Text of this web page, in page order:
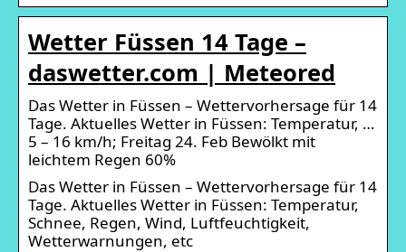
Wetter Füssen 14 Tage –
daswetter.com | Meteored
Das Wetter in Füssen – Wettervorhersage für 14
Tage. Aktuelles Wetter in Füssen: Temperatur, …
5 – 16 km/h; Freitag 24. Feb Bewölkt mit
leichtem Regen 60%
Das Wetter in Füssen – Wettervorhersage für 14
Tage. Aktuelles Wetter in Füssen: Temperatur,
Schnee, Regen, Wind, Luftfeuchtigkeit,
Wetterwarnungen, etc